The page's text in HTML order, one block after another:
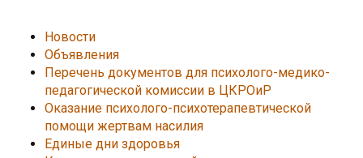
Новости
Объявления
Перечень документов для психолого-медико-
педагогической комиссии в ЦКРОиР
Оказание психолого-психотерапевтической
помощи жертвам насилия
Единые дни здоровья